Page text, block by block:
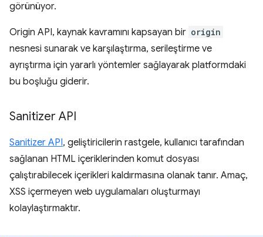
görünüyor.
Origin API, kaynak kavramını kapsayan bir origin
nesnesi sunarak ve karşılaştırma, serileştirme ve
ayrıştırma için yararlı yöntemler sağlayarak platformdaki
bu boşluğu giderir.
Sanitizer API
Sanitizer API, geliştiricilerin rastgele, kullanıcı tarafından
sağlanan HTML içeriklerinden komut dosyası
çalıştırabilecek içerikleri kaldırmasına olanak tanır. Amaç,
XSS içermeyen web uygulamaları oluşturmayı
kolaylaştırmaktır.